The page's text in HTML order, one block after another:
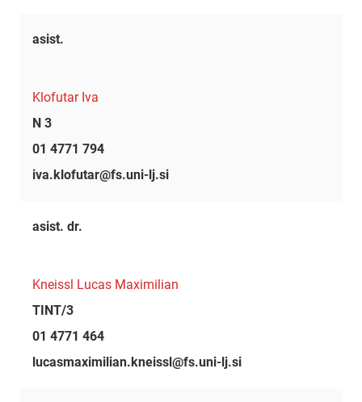
asist.
Klofutar Iva
N 3
01 4771 794
iva.klofutar@fs.uni-lj.si
asist. dr.
Kneissl Lucas Maximilian
TINT/3
01 4771 464
lucasmaximilian.kneissl@fs.uni-lj.si